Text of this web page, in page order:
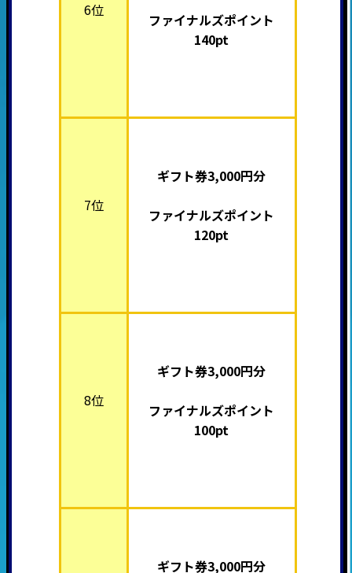
6位
ファイナルズポイント
140pt
7位
ギフト券3,000円分
ファイナルズポイント
120pt
8位
ギフト券3,000円分
ファイナルズポイント
100pt
ギフト券3,000円分